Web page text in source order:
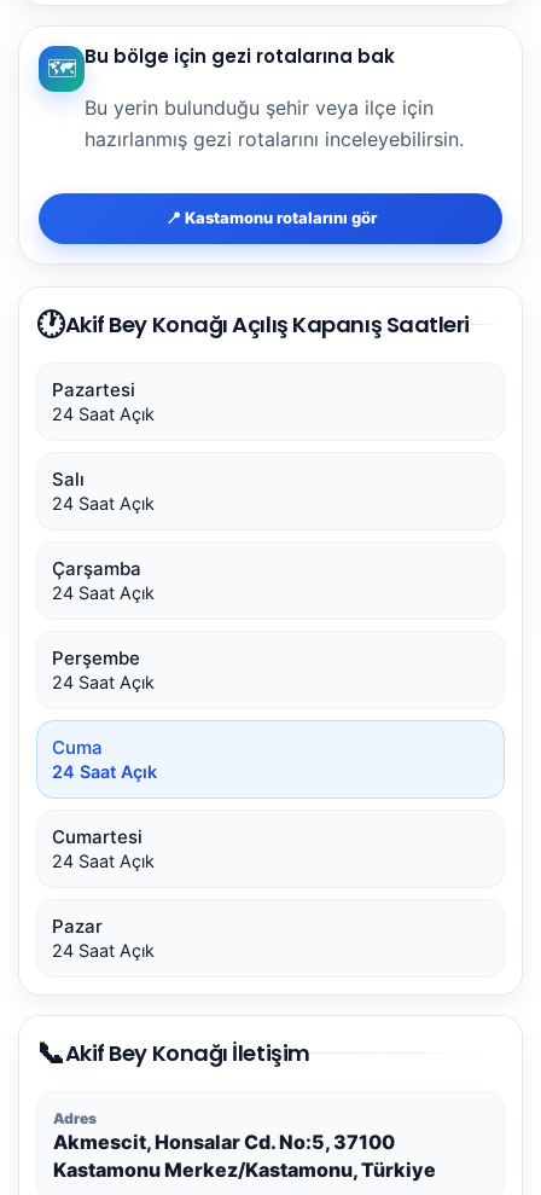
🗺️ Bu bölge için gezi rotalarına bak
Bu yerin bulunduğu şehir veya ilçe için
hazırlanmış gezi rotalarını inceleyebilirsin.
📍 Kastamonu rotalarını gör
🕐Akif Bey Konağı Açılış Kapanış Saatleri
Pazartesi
24 Saat Açık
Salı
24 Saat Açık
Çarşamba
24 Saat Açık
Perşembe
24 Saat Açık
Cuma
24 Saat Açık
Cumartesi
24 Saat Açık
Pazar
24 Saat Açık
📞Akif Bey Konağı İletişim
Adres
Akmescit, Honsalar Cd. No:5, 37100
Kastamonu Merkez/Kastamonu, Türkiye